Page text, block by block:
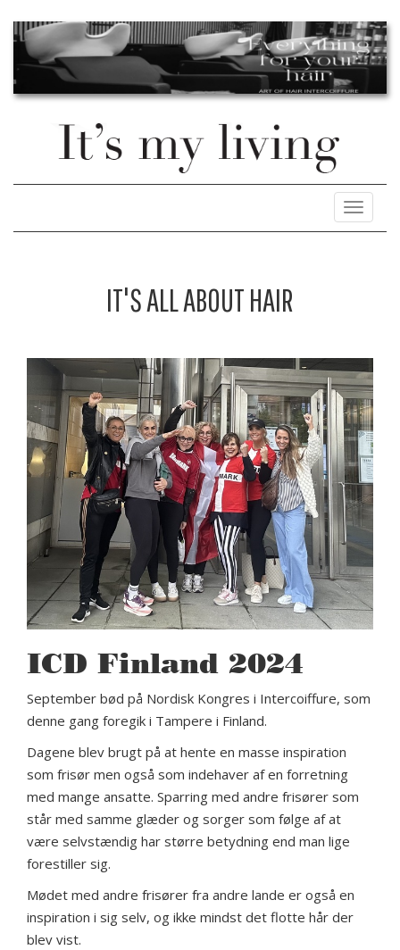
Toggle
IT'S ALL ABOUT HAIR
ICD Finland 2024
September bød på Nordisk Kongres i Intercoiffure, som
denne gang foregik i Tampere i Finland.
Dagene blev brugt på at hente en masse inspiration
som frisør men også som indehaver af en forretning
med mange ansatte. Sparring med andre frisører som
står med samme glæder og sorger som følge af at
være selvstændig har større betydning end man lige
forestiller sig.
Mødet med andre frisører fra andre lande er også en
inspiration i sig selv, og ikke mindst det flotte hår der
blev vist.